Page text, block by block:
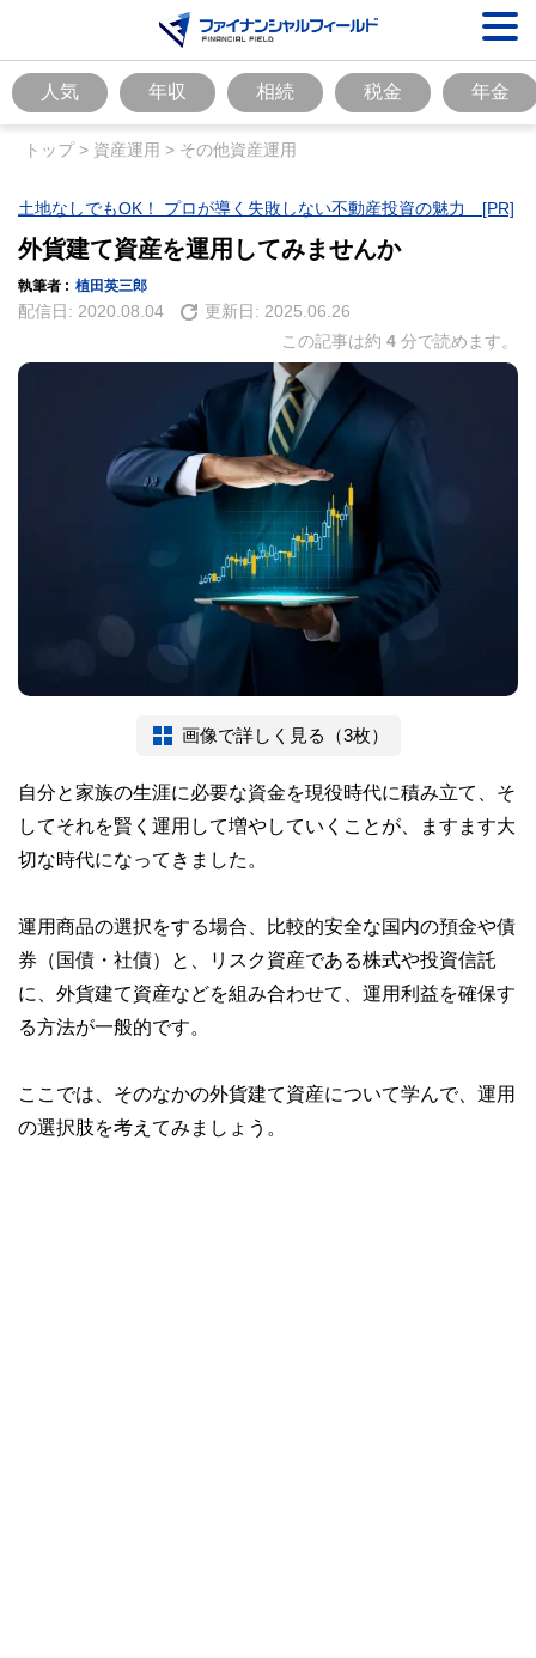
人気 年収 相続 税金 年金
トップ> 資産運用 > その他資産運用
土地なしでもOK！ プロが導く失敗しない不動産投資の魅力 [PR]
外貨建て資産を運用してみませんか
執筆者 : 植田英三郎
配信日: 2020.08.04 更新日: 2025.06.26
この記事は約 4 分で読めます。
画像で詳しく見る（3枚）
自分と家族の生涯に必要な資金を現役時代に積み立て、そ
してそれを賢く運用して増やしていくことが、ますます大
切な時代になってきました。
運用商品の選択をする場合、比較的安全な国内の預金や債
券（国債・社債）と、リスク資産である株式や投資信託
に、外貨建て資産などを組み合わせて、運用利益を確保す
る方法が一般的です。
ここでは、そのなかの外貨建て資産について学んで、運用
の選択肢を考えてみましょう。